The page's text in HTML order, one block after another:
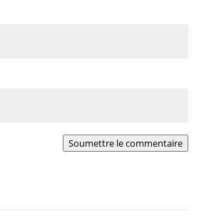
Soumettre le commentaire